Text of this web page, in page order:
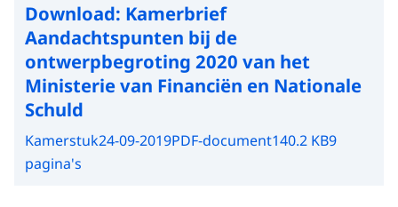
Download: Kamerbrief
Aandachtspunten bij de
ontwerpbegroting 2020 van het
Ministerie van Financiën en Nationale
Schuld
Kamerstuk24-09-2019PDF-document140.2 KB9
pagina's